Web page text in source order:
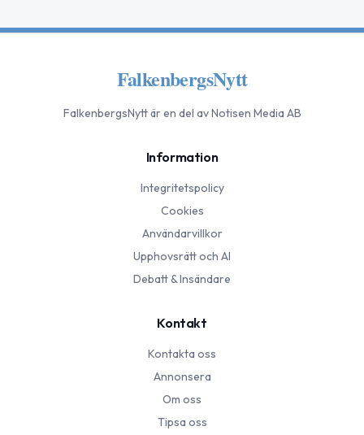
FalkenbergsNytt
FalkenbergsNyttär en del av Notisen Media AB
Information
Integritetspolicy
Cookies
Användarvillkor
Upphovsrätt och AI
Debatt & Insändare
Kontakt
Kontakta oss
Annonsera
Om oss
Tipsa oss